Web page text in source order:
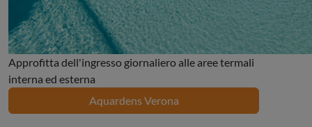
Approfitta dell'ingresso giornaliero alle aree termali
interna ed esterna
Aquardens Verona